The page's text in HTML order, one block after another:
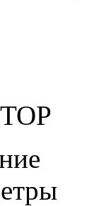
TOP